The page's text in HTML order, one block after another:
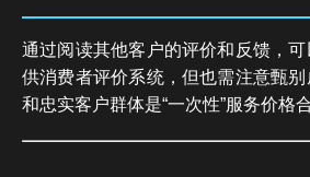
通过阅读其他客户的评价和反馈，
供消费者评价系统，但也需注意甄
和忠实客户群体是“一次性”服务价格